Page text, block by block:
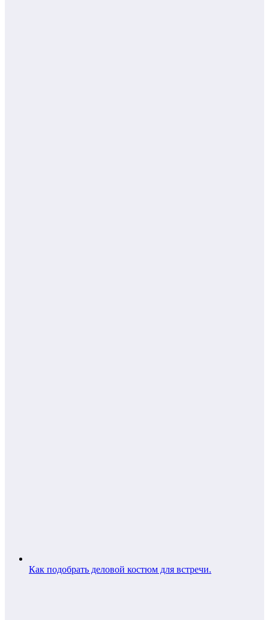
Как подобрать деловой костюм для встречи.